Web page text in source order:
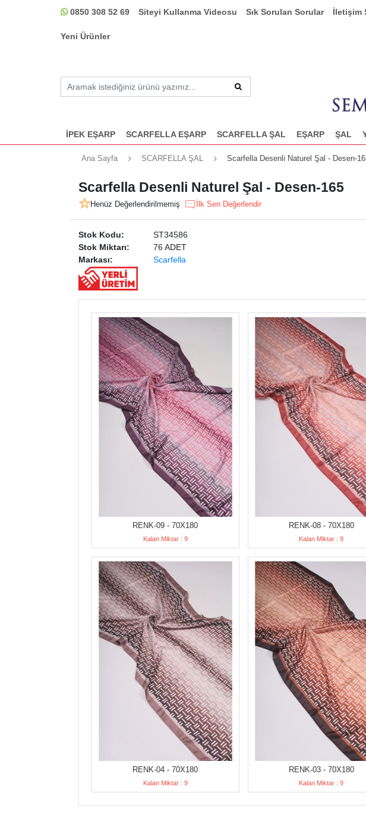
0850 308 52 69 Siteyi Kullanma Videosu Sık Sorulan Sorular İletişim
Yeni Ürünler
İPEK EŞARP SCARFELLA EŞARP SCARFELLA ŞAL EŞARP ŞAL
Ana Sayfa SCARFELLA ŞAL Scarfella Desenli Naturel Şal - Desen-
Scarfella Desenli Naturel Şal - Desen-165
Henüz Değerlendirilmemiş İlk Sen Değerlendir
Stok Kodu:
ST34586
Stok Miktarı:
76 ADET
Markası:
Scarfella
RENK-09 - 70X180
Kalan Miktar : 9
RENK-08 - 70X180
Kalan Miktar : 9
RENK-04 - 70X180
Kalan Miktar : 9
RENK-03 - 70X180
Kalan Miktar : 9